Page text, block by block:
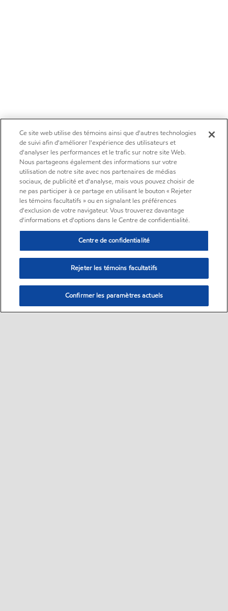
Ce site web utilise des témoins ainsi que d'autres technologies
de suivi afin d'améliorer l'expérience des utilisateurs et
d'analyser les performances et le trafic sur notre site Web.
Nous partageons également des informations sur votre
utilisation de notre site avec nos partenaires de médias
sociaux, de publicité et d'analyse, mais vous pouvez choisir de
ne pas participer à ce partage en utilisant le bouton « Rejeter
les témoins facultatifs » ou en signalant les préférences
d'exclusion de votre navigateur. Vous trouverez davantage
d'informations et d'options dans le Centre de confidentialité.
Centre de confidentialité
Rejeter les témoins facultatifs
Confirmer les paramètres actuels